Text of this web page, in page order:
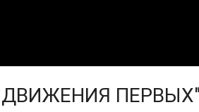
ПЕРВЫХ"